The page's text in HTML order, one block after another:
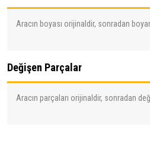
Aracın boyası orijinaldir, sonradan
Değişen Parçalar
Aracın parçaları orijinaldir, sonradan